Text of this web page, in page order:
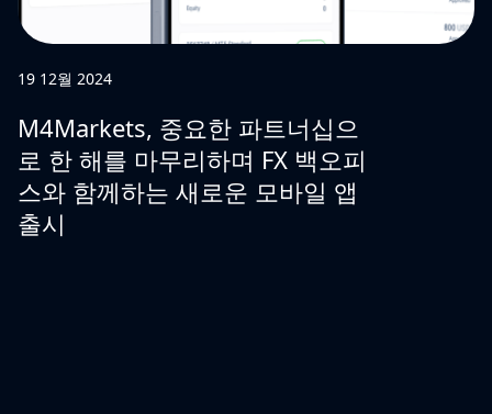
19 12월 2024
M4Markets, 중요한 파트너십으
로 한 해를 마무리하며 FX 백오피
스와 함께하는 새로운 모바일 앱
출시